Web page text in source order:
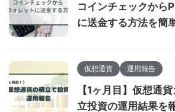
コインチェックから
に送金する方法を簡
仮想通貨 運用報告
【1ヶ月目】仮想通
立投資の運用結果を